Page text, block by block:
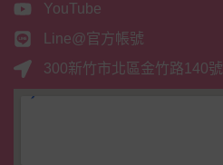
YouTube
Line@官方帳號
300新竹市北區金竹路140號